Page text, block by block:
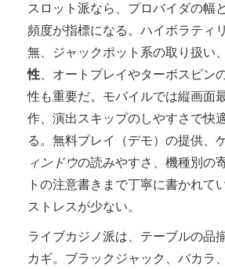
スロット派なら、プロバイダの幅
頻度が指標になる。ハイボラティ
無、ジャックポット系の取り扱い、
性、オートプレイやターボスピン
性も重要だ。モバイルでは縦画面
作、演出スキップのしやすさで快
る。無料プレイ（デモ）の提供、
ィンドウの読みやすさ、機種別の
トの注意書きまで丁寧に書かれて
ストレスが少ない。
ライブカジノ派は、テーブルの品
カギ。ブラックジャック、バカラ